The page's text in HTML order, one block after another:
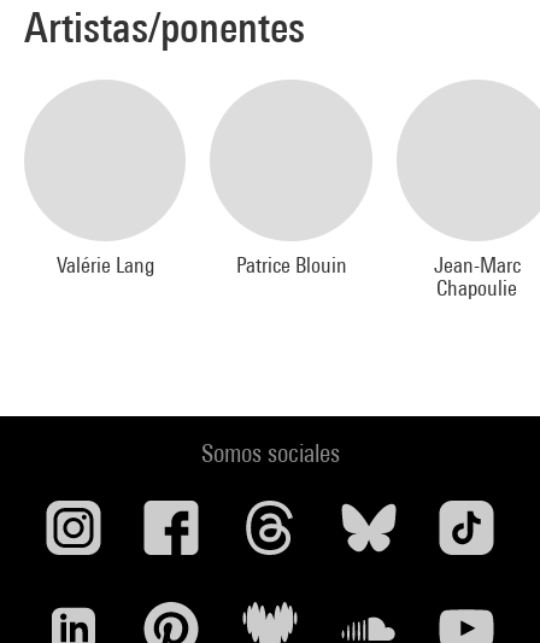
Artistas/ponentes
Valérie Lang Patrice Blouin
Jean-Marc
Chapoulie
Somos sociales